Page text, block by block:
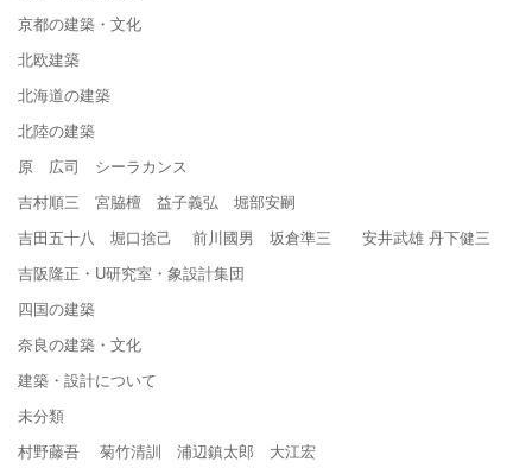
京都の建築・文化
北欧建築
北海道の建築
北陸の建築
原 広司 シーラカンス
吉村順三 宮脇檀 益子義弘 堀部安嗣
吉田五十八 堀口捨己 前川國男 坂倉準三 安井武雄 丹下健三
吉阪隆正・U研究室・象設計集団
四国の建築
奈良の建築・文化
建築・設計について
未分類
村野藤吾 菊竹清訓 浦辺鎮太郎 大江宏